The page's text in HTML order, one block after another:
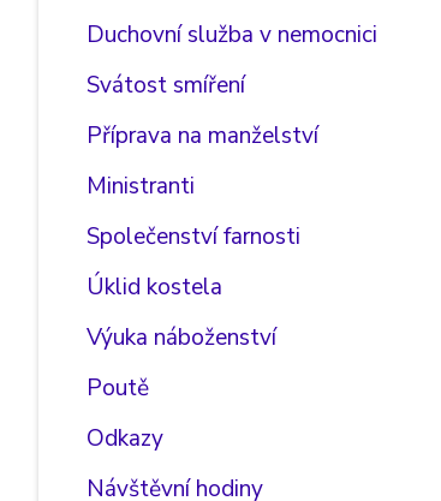
Duchovní služba v nemocnici
Svátost smíření
Příprava na manželství
Ministranti
Společenství farnosti
Úklid kostela
Výuka náboženství
Poutě
Odkazy
Návštěvní hodiny